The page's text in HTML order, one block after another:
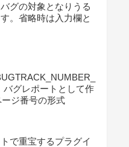
グの対象となりうる
。省略時は入力欄と
グレポートとして作
ジ番号の形式
で重宝するプラグイ